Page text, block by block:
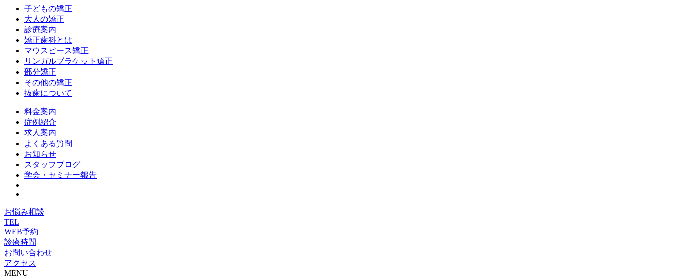
子どもの矯正
大人の矯正
診療案内
矯正歯科とは
マウスピース矯正
リンガルブラケット矯正
部分矯正
その他の矯正
抜歯について
料金案内
症例紹介
求人案内
よくある質問
お知らせ
スタッフブログ
学会・セミナー報告
お悩み相談
TEL
WEB予約
診療時間
お問い合わせ
アクセス
MENU